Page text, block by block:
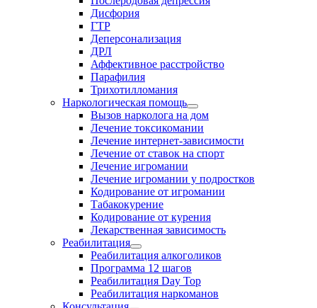
Дисфория
ГТР
Деперсонализация
ДРЛ
Аффективное расстройство
Парафилия
Трихотилломания
Наркологическая помощь
Вызов нарколога на дом
Лечение токсикомании
Лечение интернет-зависимости
Лечение от ставок на спорт
Лечение игромании
Лечение игромании у подростков
Кодирование от игромании
Табакокурение
Кодирование от курения
Лекарственная зависимость
Реабилитация
Реабилитация алкоголиков
Программа 12 шагов
Реабилитация Day Top
Реабилитация наркоманов